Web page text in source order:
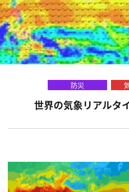
防災
世界の気象リアルタ